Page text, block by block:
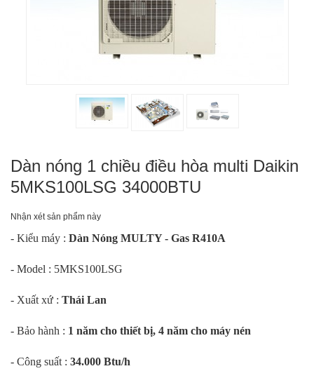
Dàn nóng 1 chiều điều hòa multi Daikin
5MKS100LSG 34000BTU
Nhận xét sản phẩm này
- Kiểu máy : Dàn Nóng MULTY - Gas R410A
- Model : 5MKS100LSG
- Xuất xứ : Thái Lan
- Bảo hành : 1 năm cho thiết bị, 4 năm cho máy nén
- Công suất : 34.000 Btu/h